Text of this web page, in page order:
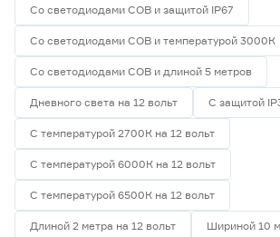
Со светодиодами СОВ и защитой IP67
Со светодиодами СОВ и температурой 3000К
Со светодиодами СОВ и длиной 5 метров
Дневного света на 12 вольт С защитой
С температурой 2700К на 12 вольт
С температурой 6000К на 12 вольт
С температурой 6500К на 12 вольт
Длиной 2 метра на 12 вольт Шириной 10